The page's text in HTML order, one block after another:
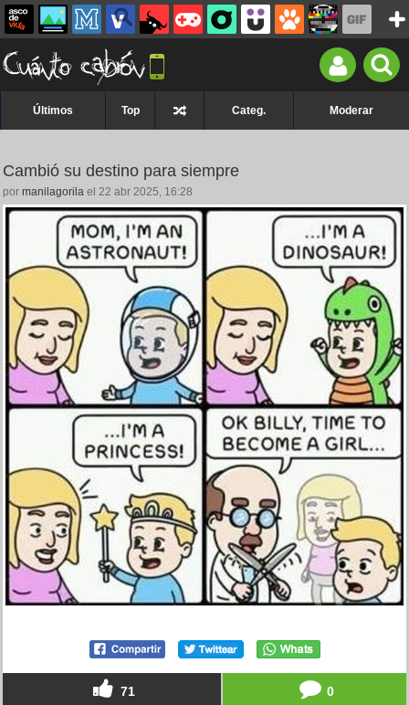
Últimos Top Categ. Moderar
Cambió su destino para siempre
por manilagorila el 22 abr 2025, 16:28
71 0